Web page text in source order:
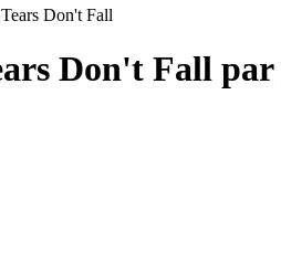
Don't Fall
Don't Fall par